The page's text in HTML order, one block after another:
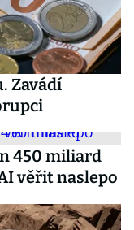
Zavádí
450 miliard
věřit naslepo